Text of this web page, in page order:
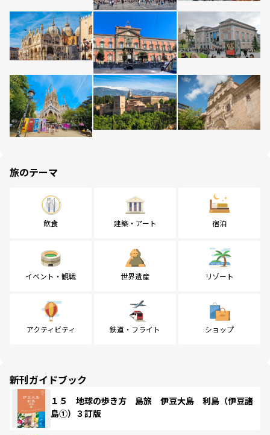
旅のテーマ
飲食 建築・アート 宿泊
イベント・観戦 世界遺産 リゾート
アクティビティ 鉄道・フライト ショップ
新刊ガイドブック
１５ 地球の歩き方 島旅 伊豆大島 利島（伊豆諸
島①）３訂版